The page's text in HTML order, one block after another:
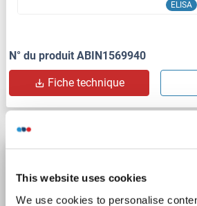
This website uses cookies
We use cookies to personalise
ELISA
N° du produit ABIN1569940
Fiche technique
GABRA2 Reactivité: Souris
Competition ELISA
0.156-10 ng/mL